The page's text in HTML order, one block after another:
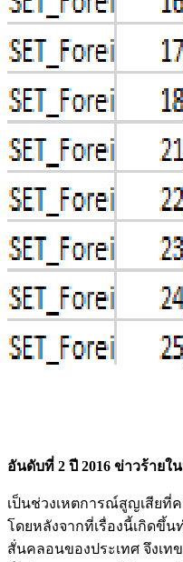
อันดับที่ 2 ปี 2016 ข่าวร้ายใ
เป็นช่วงเหตการณ์สูญเสียที่
โดยหลังจากที่เรื่องนี้เกิดขึ้น
สั่นคลอนของประเทศ จึงเท